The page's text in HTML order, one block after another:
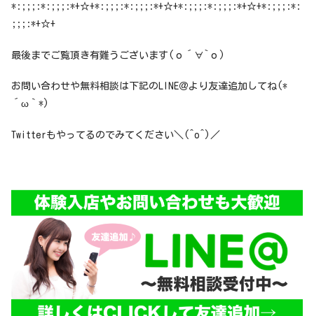
*:;;;:*:;;;:*+☆+*:;;;:*:;;;:*+☆+*:;;;:*:;;;:*+☆+*:;;;:*:
;;;:*+☆+
最後までご覧頂き有難うございます(о´∀`о)
お問い合わせや無料相談は下記のLINE＠より友達追加してね(*
´ω｀*)
Twitterもやってるのでみてください＼(^o^)／